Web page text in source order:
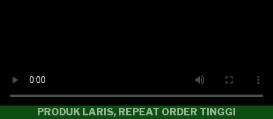
PRODUK LARIS, REPEAT ORDER TINGGI